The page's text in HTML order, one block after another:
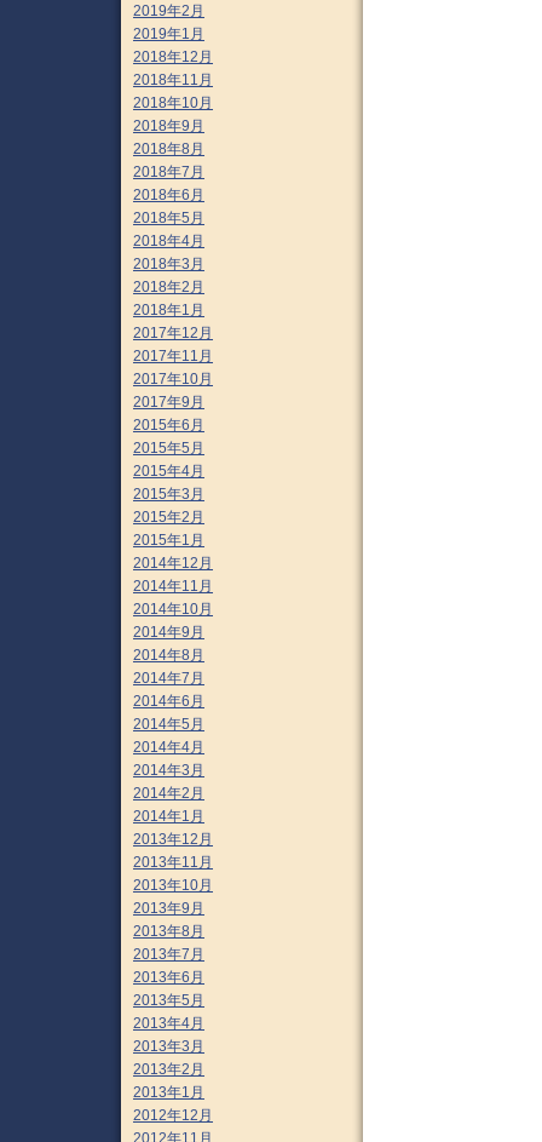
2019年2月
2019年1月
2018年12月
2018年11月
2018年10月
2018年9月
2018年8月
2018年7月
2018年6月
2018年5月
2018年4月
2018年3月
2018年2月
2018年1月
2017年12月
2017年11月
2017年10月
2017年9月
2015年6月
2015年5月
2015年4月
2015年3月
2015年2月
2015年1月
2014年12月
2014年11月
2014年10月
2014年9月
2014年8月
2014年7月
2014年6月
2014年5月
2014年4月
2014年3月
2014年2月
2014年1月
2013年12月
2013年11月
2013年10月
2013年9月
2013年8月
2013年7月
2013年6月
2013年5月
2013年4月
2013年3月
2013年2月
2013年1月
2012年12月
2012年11月